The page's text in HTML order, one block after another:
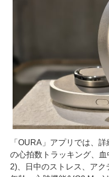
「OURA」アプリでは、
の心拍数トラッキング、
2)、日中のストレス、ア